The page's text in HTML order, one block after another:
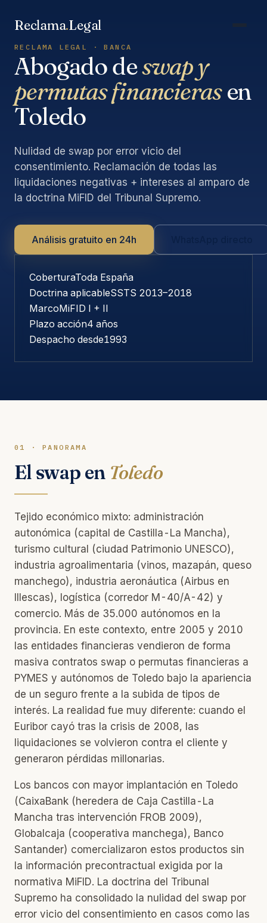
Reclama.Legal
RECLAMA LEGAL · BANCA
Abogado deswap y
permutas financierasen
Toledo
Nulidad de swap por error vicio del
consentimiento. Reclamación de todas las
liquidaciones negativas + intereses al amparo de
la doctrina MiFID del Tribunal Supremo.
Análisis gratuito en 24h
CoberturaToda España
Doctrina aplicableSSTS 2013–2018
MarcoMiFID I + II
Plazo acción4 años
Despacho desde1993
01 · PANORAMA
El swap en Toledo
Tejido económico mixto: administración
autonómica (capital de Castilla-La Mancha),
turismo cultural (ciudad Patrimonio UNESCO),
industria agroalimentaria (vinos, mazapán, queso
manchego), industria aeronáutica (Airbus en
Illescas), logística (corredor M-40/A-42) y
comercio. Más de 35.000 autónomos en la
provincia. En este contexto, entre 2005 y 2010
las entidades financieras vendieron de forma
masiva contratos swap o permutas financieras a
PYMES y autónomos de Toledo bajo la apariencia
de un seguro frente a la subida de tipos de
interés. La realidad fue muy diferente: cuando el
Euribor cayó tras la crisis de 2008, las
liquidaciones se volvieron contra el cliente y
generaron pérdidas millonarias.
Los bancos con mayor implantación en Toledo
(CaixaBank (heredera de Caja Castilla-La
Mancha tras intervención FROB 2009),
Globalcaja (cooperativa manchega), Banco
Santander) comercializaron estos productos sin
la información precontractual exigida por la
normativa MiFID. La doctrina del Tribunal
Supremo ha consolidado la nulidad del swap por
error vicio del consentimiento en casos como las